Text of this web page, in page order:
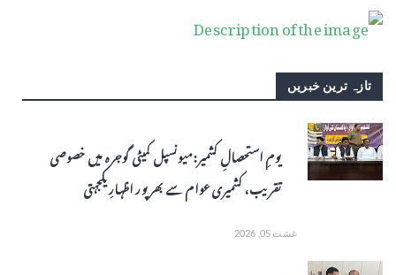
تازہ ترین خبریں
یومِ استحصالِ کشمیر: میونسپل کمیٹی گوجرہ میں خصوصی
تقریب، کشمیری عوام سے بھرپور اظہارِ یکجہتی
غشت 05, 2026